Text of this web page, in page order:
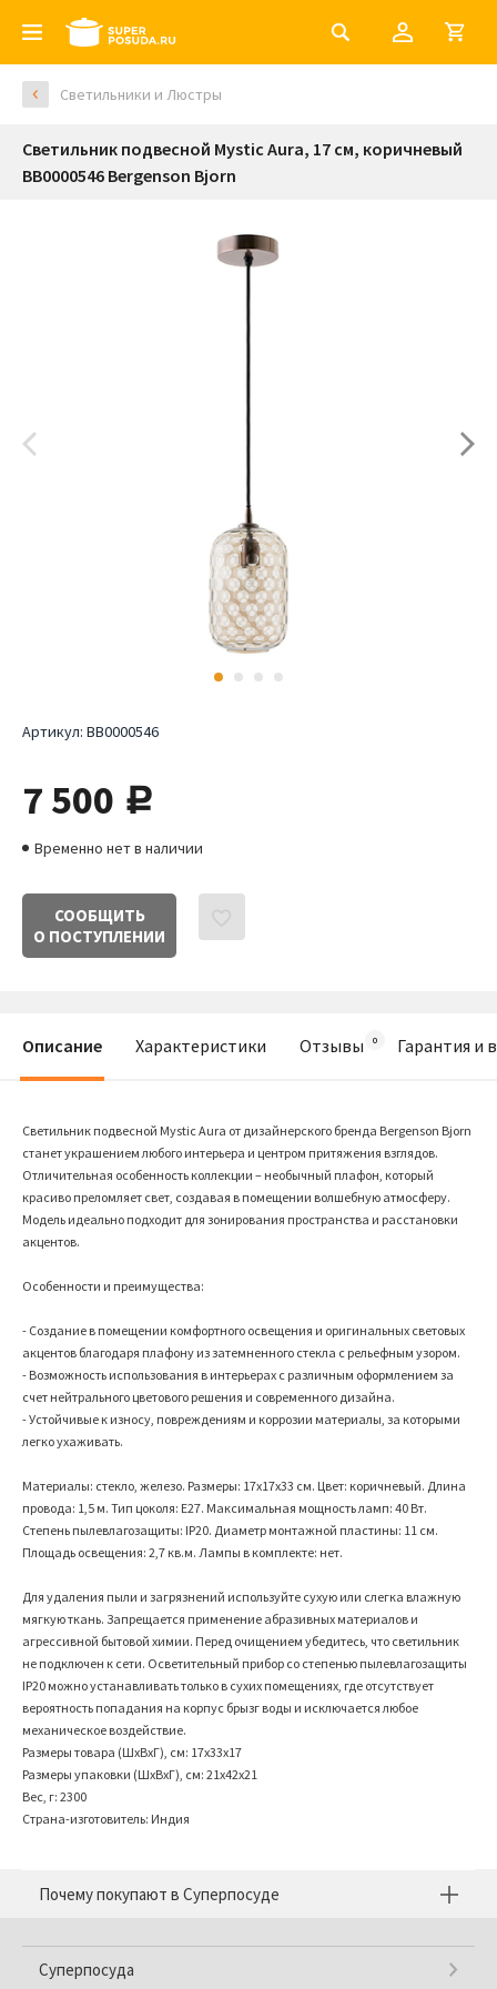
Светильники и Люстры
Светильник подвесной Mystic Aura, 17 см, коричневый
BB0000546 Bergenson Bjorn
Артикул: BB0000546
7 500 руб.
Временно нет в наличии
СООБЩИТЬ
О ПОСТУПЛЕНИИ
Описание Характеристики Отзывы Гарантия и
Светильник подвесной Mystic Aura от дизайнерского бренда Bergenson Bjorn
станет украшением любого интерьера и центром притяжения взглядов.
Отличительная особенность коллекции – необычный плафон, который
красиво преломляет свет, создавая в помещении волшебную атмосферу.
Модель идеально подходит для зонирования пространства и расстановки
акцентов.
Особенности и преимущества:
- Создание в помещении комфортного освещения и оригинальных световых
акцентов благодаря плафону из затемненного стекла с рельефным узором.
- Возможность использования в интерьерах с различным оформлением за
счет нейтрального цветового решения и современного дизайна.
- Устойчивые к износу, повреждениям и коррозии материалы, за которыми
легко ухаживать.
Материалы: стекло, железо. Размеры: 17х17х33 см. Цвет: коричневый. Длина
провода: 1,5 м. Тип цоколя: Е27. Максимальная мощность ламп: 40 Вт.
Степень пылевлагозащиты: IP20. Диаметр монтажной пластины: 11 см.
Площадь освещения: 2,7 кв.м. Лампы в комплекте: нет.
Для удаления пыли и загрязнений используйте сухую или слегка влажную
мягкую ткань. Запрещается применение абразивных материалов и
агрессивной бытовой химии. Перед очищением убедитесь, что светильник
не подключен к сети. Осветительный прибор со степенью пылевлагозащиты
IP20 можно устанавливать только в сухих помещениях, где отсутствует
вероятность попадания на корпус брызг воды и исключается любое
механическое воздействие.
Размеры товара (ШхВхГ), см: 17x33x17
Размеры упаковки (ШхВхГ), см: 21x42x21
Вес, г: 2300
Страна-изготовитель: Индия
Почему покупают в Суперпосуде
Суперпосуда